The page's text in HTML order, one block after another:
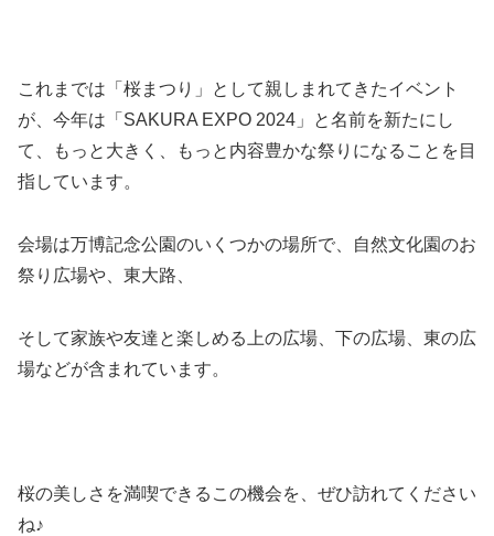
これまでは「桜まつり」として親しまれてきたイベント
が、今年は「SAKURA EXPO 2024」と名前を新たにし
て、もっと大きく、もっと内容豊かな祭りになることを目
指しています。
会場は万博記念公園のいくつかの場所で、自然文化園のお
祭り広場や、東大路、
そして家族や友達と楽しめる上の広場、下の広場、東の広
場などが含まれています。
桜の美しさを満喫できるこの機会を、ぜひ訪れてください
ね♪